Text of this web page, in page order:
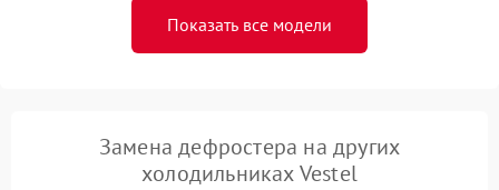
Показать все модели
Замена дефростера на других
холодильниках Vestel